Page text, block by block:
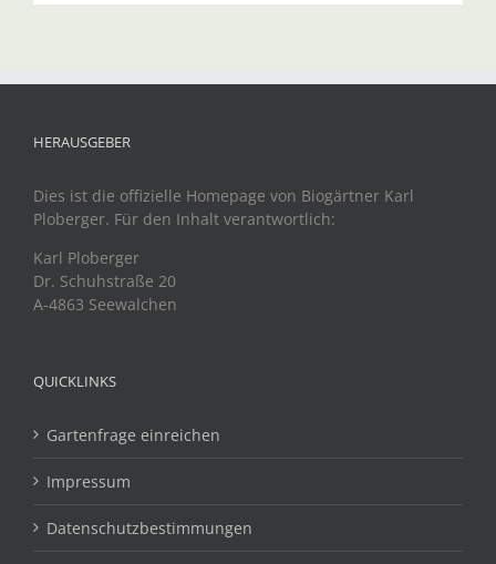
HERAUSGEBER
Dies ist die offizielle Homepage von Biogärtner Karl
Ploberger. Für den Inhalt verantwortlich:
Karl Ploberger
Dr. Schuhstraße 20
A-4863 Seewalchen
QUICKLINKS
Gartenfrage einreichen
Impressum
Datenschutzbestimmungen